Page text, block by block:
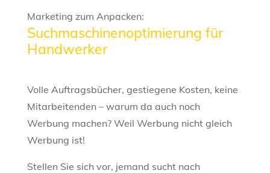
Marketing zum Anpacken:
Suchmaschinenoptimierung für
Handwerker
Volle Auftragsbücher, gestiegene Kosten, keine
Mitarbeitenden – warum da auch noch
Werbung machen? Weil Werbung nicht gleich
Werbung ist!
Stellen Sie sich vor, jemand sucht nach